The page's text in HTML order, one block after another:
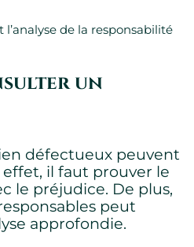
de la responsabilité
un
défectueux peuvent
il faut prouver le
le préjudice. De plus,
peut
approfondie.